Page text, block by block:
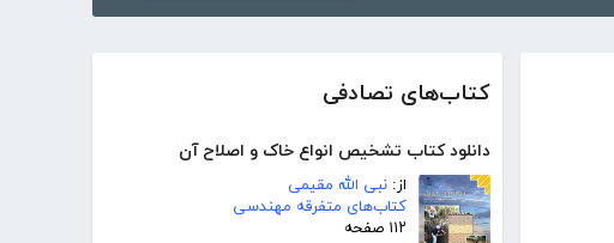
کتاب‌های تصادفی
دانلود کتاب تشخیص انواع خاک و اصلاح آن
از: نبى الله مقیمی
کتاب‌های متفرقه مهندسی
۱۱۲ صفحه